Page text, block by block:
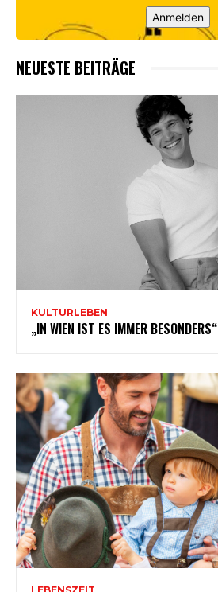
Anmelden
NEUESTE BEITRÄGE
KULTURLEBEN
„IN WIEN IST ES IMMER BESONDERS“